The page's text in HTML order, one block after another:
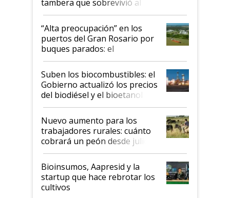
tambera que sobrevivió al
tornado
“Alta preocupación” en los
puertos del Gran Rosario por
buques parados: el
funcionamiento de las
exportadoras en tensión tras
la medida de fuerza de los
prácticos
Suben los biocombustibles: el
Gobierno actualizó los precios
del biodiésel y el bioetanol
Nuevo aumento para los
trabajadores rurales: cuánto
cobrará un peón desde julio
Bioinsumos, Aapresid y la
startup que hace rebrotar los
cultivos